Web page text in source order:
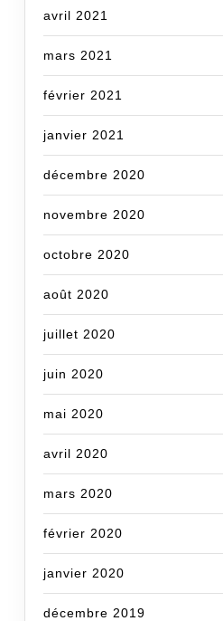
avril 2021
mars 2021
février 2021
janvier 2021
décembre 2020
novembre 2020
octobre 2020
août 2020
juillet 2020
juin 2020
mai 2020
avril 2020
mars 2020
février 2020
janvier 2020
décembre 2019